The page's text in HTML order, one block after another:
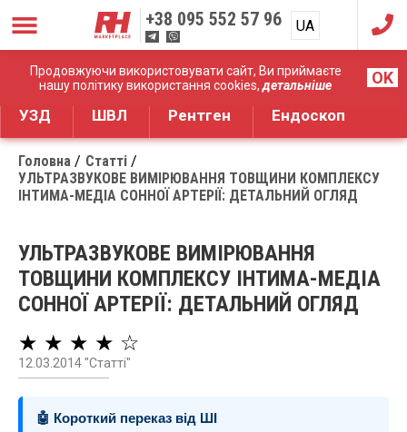
Продовжуючи використовувати сайт, Ви приймаєте
нашу політику використання cookies,детальніше OK
+38 095 552 57 96 UA
RU
Дистрибуція медичного обладнання
УЗД ШВЛ Рентген Ендоскоп
Головна
Статті
УЛЬТРАЗВУКОВЕ ВИМІРЮВАННЯ ТОВЩИНИ КОМПЛЕКСУ
ІНТИМА-МЕДІА СОННОЇ АРТЕРІЇ: ДЕТАЛЬНИЙ ОГЛЯД
УЛЬТРАЗВУКОВЕ ВИМІРЮВАННЯ
ТОВЩИНИ КОМПЛЕКСУ ІНТИМА-МЕДІА
СОННОЇ АРТЕРІЇ: ДЕТАЛЬНИЙ ОГЛЯД
★ ★ ★ ★ ☆
12.03.2014 "Статті"
🤖 Короткий переказ від ШІ